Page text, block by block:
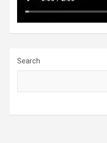
Search